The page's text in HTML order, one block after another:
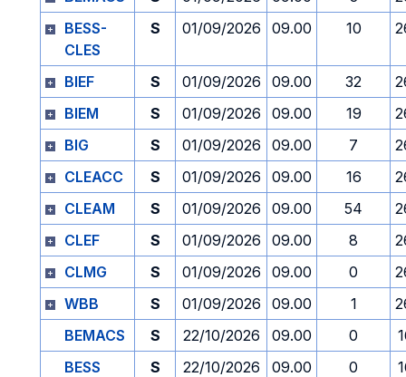
BESS-
CLES
S 01/09/2026 09.00 10
BIEF S 01/09/2026 09.00 32
BIEM
S 01/09/2026 09.00 19
BIG
S 01/09/2026 09.00 7
CLEACC
S 01/09/2026 09.00 16
CLEAM
S 01/09/2026 09.00 54
CLEF
S 01/09/2026 09.00 8
CLMG
S 01/09/2026 09.00 0
WBB
S 01/09/2026 09.00 1
BEMACS
S 22/10/2026 09.00 0
BESS
S 22/10/2026 09.00 0